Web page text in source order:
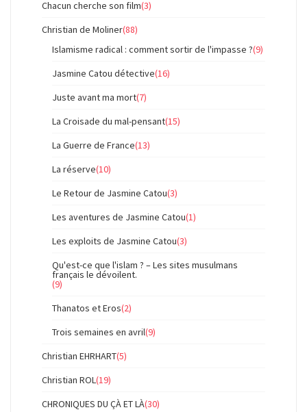
Chacun cherche son film(3)
Christian de Moliner(88)
Islamisme radical : comment sortir de l'impasse ?(9)
Jasmine Catou détective(16)
Juste avant ma mort(7)
La Croisade du mal-pensant(15)
La Guerre de France(13)
La réserve(10)
Le Retour de Jasmine Catou(3)
Les aventures de Jasmine Catou(1)
Les exploits de Jasmine Catou(3)
Qu'est-ce que l'islam ? – Les sites musulmans
français le dévoilent.
(9)
Thanatos et Eros(2)
Trois semaines en avril(9)
Christian EHRHART(5)
Christian ROL(19)
CHRONIQUES DU ÇÀ ET LÀ(30)